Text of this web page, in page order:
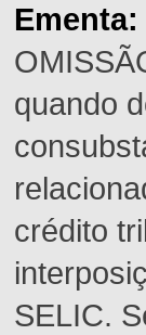
Ementa:
quando
crédito
SELIC.